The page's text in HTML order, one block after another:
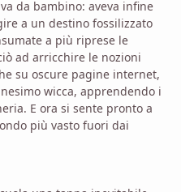
da bambino: aveva infine
a un destino fossilizzato
a più riprese le
ad arricchire le nozioni
su oscure pagine internet,
wicca, apprendendo i
E ora si sente pronto a
più vasto fuori dai